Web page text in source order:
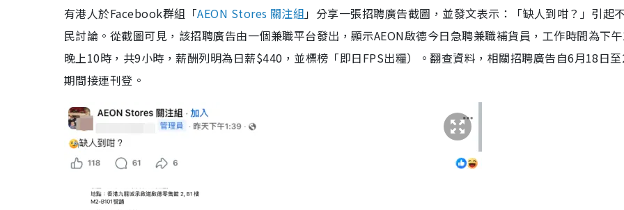
有港人於Facebook群組「AEON Stores 關注組」分享一張招聘廣告截圖，並發文表示：「缺人到咁？」引起
民討論。從截圖可見，該招聘廣告由一個兼職平台發出，顯示AEON啟德今日急聘兼職補貨員，工作時間為下
晚上10時，共9小時，薪酬列明為日薪$440，並標榜「即日FPS出糧）。翻查資料，相關招聘廣告自6月18日
期間接連刊登。